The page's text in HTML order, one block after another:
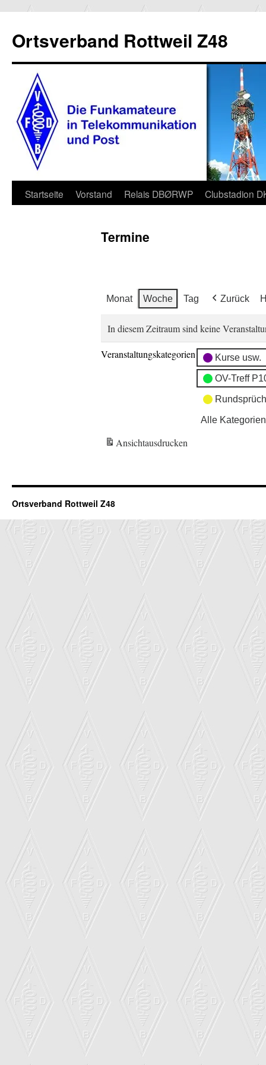
Ortsverband Rottweil Z48
Zum
Startseite Vorstand Relais DBØRWP Clubstadion
Termine
Monat Woche Tag Zurück
In diesem Zeitraum sind keine
Veranstaltungskategorien Kurse usw.
OV-Treff
Alle Kategorien
Ansichtausdrucken
Ortsverband Rottweil Z48